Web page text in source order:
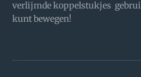
verlijmde koppelstukjes
kunt bewegen!